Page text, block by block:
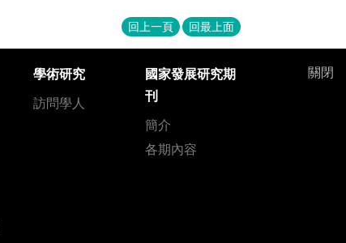
回上一頁 回最上面
關閉
學術研究
訪問學人
國家發展研究期
刊
簡介
各期內容